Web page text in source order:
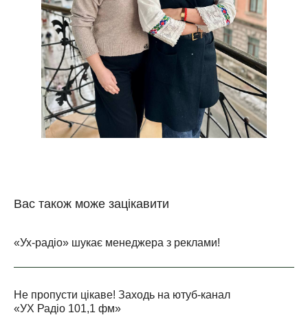
Вас також може зацікавити
«Ух-радіо» шукає менеджера з реклами!
Не пропусти цікаве! Заходь на ютуб-канал
«УХ Радіо 101,1 фм»